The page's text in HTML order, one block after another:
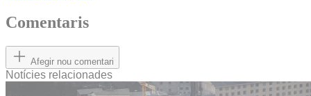
Comentaris
Afegir nou comentari
Notícies relacionades